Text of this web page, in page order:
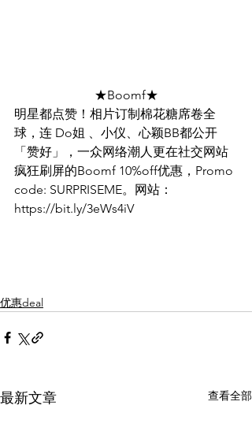
★Boomf★
明星都点赞！相片订制棉花糖席卷全
球，连 Do姐 、小仪、心颖BB都公开
「赞好」，一众网络潮人更在社交网站
疯狂刷屏的Boomf 10%off优惠，Promo
code: SURPRISEME。网站：
https://bit.ly/3eWs4iV
优惠deal
最新文章 查看全部